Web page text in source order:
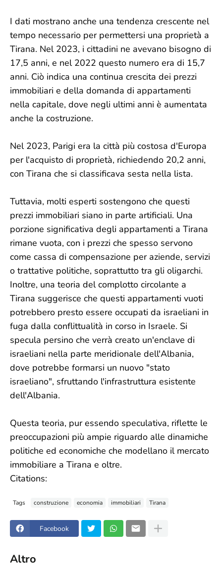
I dati mostrano anche una tendenza crescente nel
tempo necessario per permettersi una proprietà a
Tirana. Nel 2023, i cittadini ne avevano bisogno di
17,5 anni, e nel 2022 questo numero era di 15,7
anni. Ciò indica una continua crescita dei prezzi
immobiliari e della domanda di appartamenti
nella capitale, dove negli ultimi anni è aumentata
anche la costruzione.
Nel 2023, Parigi era la città più costosa d'Europa
per l'acquisto di proprietà, richiedendo 20,2 anni,
con Tirana che si classificava sesta nella lista.
Tuttavia, molti esperti sostengono che questi
prezzi immobiliari siano in parte artificiali. Una
porzione significativa degli appartamenti a Tirana
rimane vuota, con i prezzi che spesso servono
come cassa di compensazione per aziende, servizi
o trattative politiche, soprattutto tra gli oligarchi.
Inoltre, una teoria del complotto circolante a
Tirana suggerisce che questi appartamenti vuoti
potrebbero presto essere occupati da israeliani in
fuga dalla conflittualità in corso in Israele. Si
specula persino che verrà creato un'enclave di
israeliani nella parte meridionale dell'Albania,
dove potrebbe formarsi un nuovo "stato
israeliano", sfruttando l'infrastruttura esistente
dell'Albania.
Questa teoria, pur essendo speculativa, riflette le
preoccupazioni più ampie riguardo alle dinamiche
politiche ed economiche che modellano il mercato
immobiliare a Tirana e oltre.
Citations:
Tags construzione economia immobiliari Tirana
Facebook
Altro